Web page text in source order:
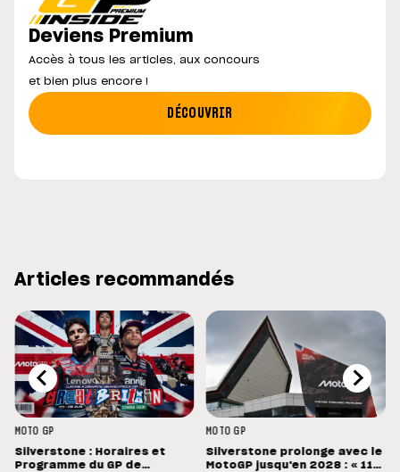
Deviens Premium
Accès à tous les articles, aux concours
et bien plus encore !
DÉCOUVRIR
Articles recommandés
MOTO GP
Silverstone : Horaires et
Programme du GP de
MOTO GP
Silverstone prolonge avec le
MotoGP jusqu'en 2028 : « 11